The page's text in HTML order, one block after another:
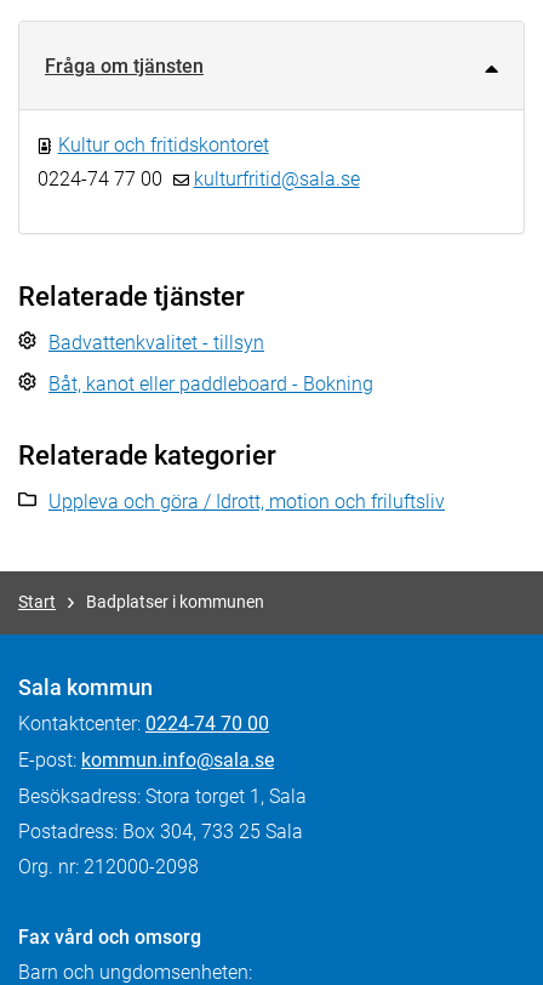
Fråga om tjänsten
Kultur och fritidskontoret
0224-74 77 00
kulturfritid@sala.se
Relaterade tjänster
Badvattenkvalitet - tillsyn
Båt, kanot eller paddleboard - Bokning
Relaterade kategorier
Uppleva och göra / Idrott, motion och friluftsliv
Start Badplatser i kommunen
Sala kommun
Kontaktcenter: 0224-74 70 00
E-post: kommun.info@sala.se
Besöksadress: Stora torget 1, Sala
Postadress: Box 304, 733 25 Sala
Org. nr: 212000-2098
Fax vård och omsorg
Barn och ungdomsenheten: